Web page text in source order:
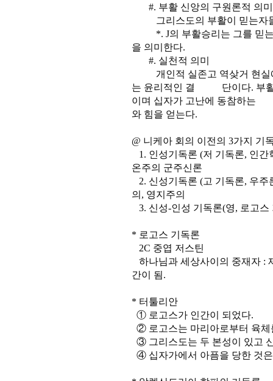
#. 부활 신앙의 구원론적 의미
그리스도의 부활이 믿는자들
*. J의 부활승리는 그를 믿는
을 의미한다.
#. 실천적 의미
개인적 실존고 역샂거 현실
는 윤리적인 결 단이다. 부활
이며 십자가 고난에 동참하는
와 힘을 얻는다.
@ 니케아 회의 이전의 3가지 기
1. 인성기독론 (저 기독론, 인간
온주의 군주신
2. 신성기독론 (고 기독론, 우주
의, 영지주의
3. 신성-인성 기독론(영, 로고스
* 로고스 기독론
2C 중엽 저스틴
하나님과 세상사이의 중재자 :
간이 됨.
* 터툴리안
① 로고스가 인간이 되었다.
② 로고스는 마리아로부터 육체
③ 그리스도는 두 본성이 있고
④ 십자가에서 아픔을 당한 것